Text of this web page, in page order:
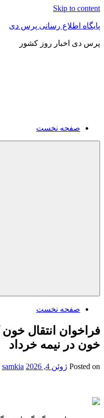
Skip to content
پایگاه اطلاع رسانی پرس دی
پرس دی اخبار روز کشور
صفحه نخست
صفحه نخست
فراخوان انتقال
خون در نیمه خرداد
Posted on ژوئن 4, 2026 samkia